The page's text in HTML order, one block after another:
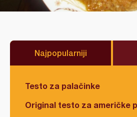
Najpopularniji
Testo za palačinke
Original testo za američke